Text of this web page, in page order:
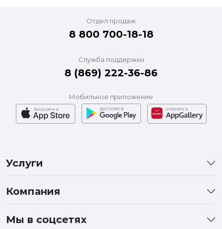
Услуги
Компания
Мы в соцсетях
Мобильное приложение
Отдел продаж
8 800 700-18-18
Служба поддержки
8 (869) 222-36-86